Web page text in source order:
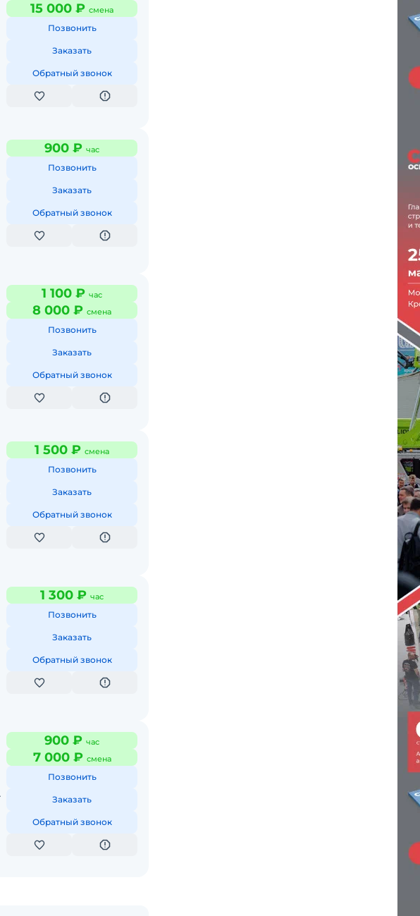
15 000 ₽ смена
Позвонить
Заказать
Обратный звонок
900 ₽ час
Позвонить
Заказать
Обратный звонок
1 100 ₽ час
8 000 ₽ смена
Позвонить
Заказать
Обратный звонок
1 500 ₽ смена
Позвонить
Заказать
Обратный звонок
1 300 ₽ час
Позвонить
Заказать
Обратный звонок
900 ₽ час
7 000 ₽ смена
Позвонить
Заказать
Обратный звонок